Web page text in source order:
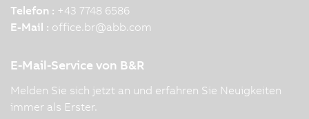
Telefon : +43 7748 6586
E-Mail : office.br@abb.com
E-Mail-Service von B&R
Melden Sie sich jetzt an und erfahren Sie Neuigkeiten
immer als Erster.